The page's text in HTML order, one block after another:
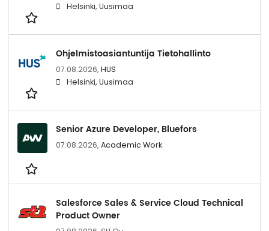
Helsinki, Uusimaa
Ohjelmistoasiantuntija Tietohallinto
07.08.2026, HUS
Helsinki, Uusimaa
Senior Azure Developer, Bluefors
07.08.2026, Academic Work
Salesforce Sales & Service Cloud Technical
Product Owner